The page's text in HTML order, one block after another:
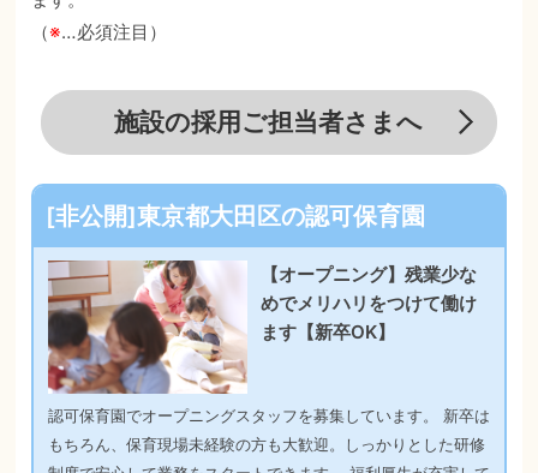
（※…必須注目）
施設の採用ご担当者さまへ
[非公開]東京都大田区の認可保育園
【オープニング】残業少な
めでメリハリをつけて働け
ます【新卒OK】
認可保育園でオープニングスタッフを募集しています。 新卒は
もちろん、保育現場未経験の方も大歓迎。しっかりとした研修